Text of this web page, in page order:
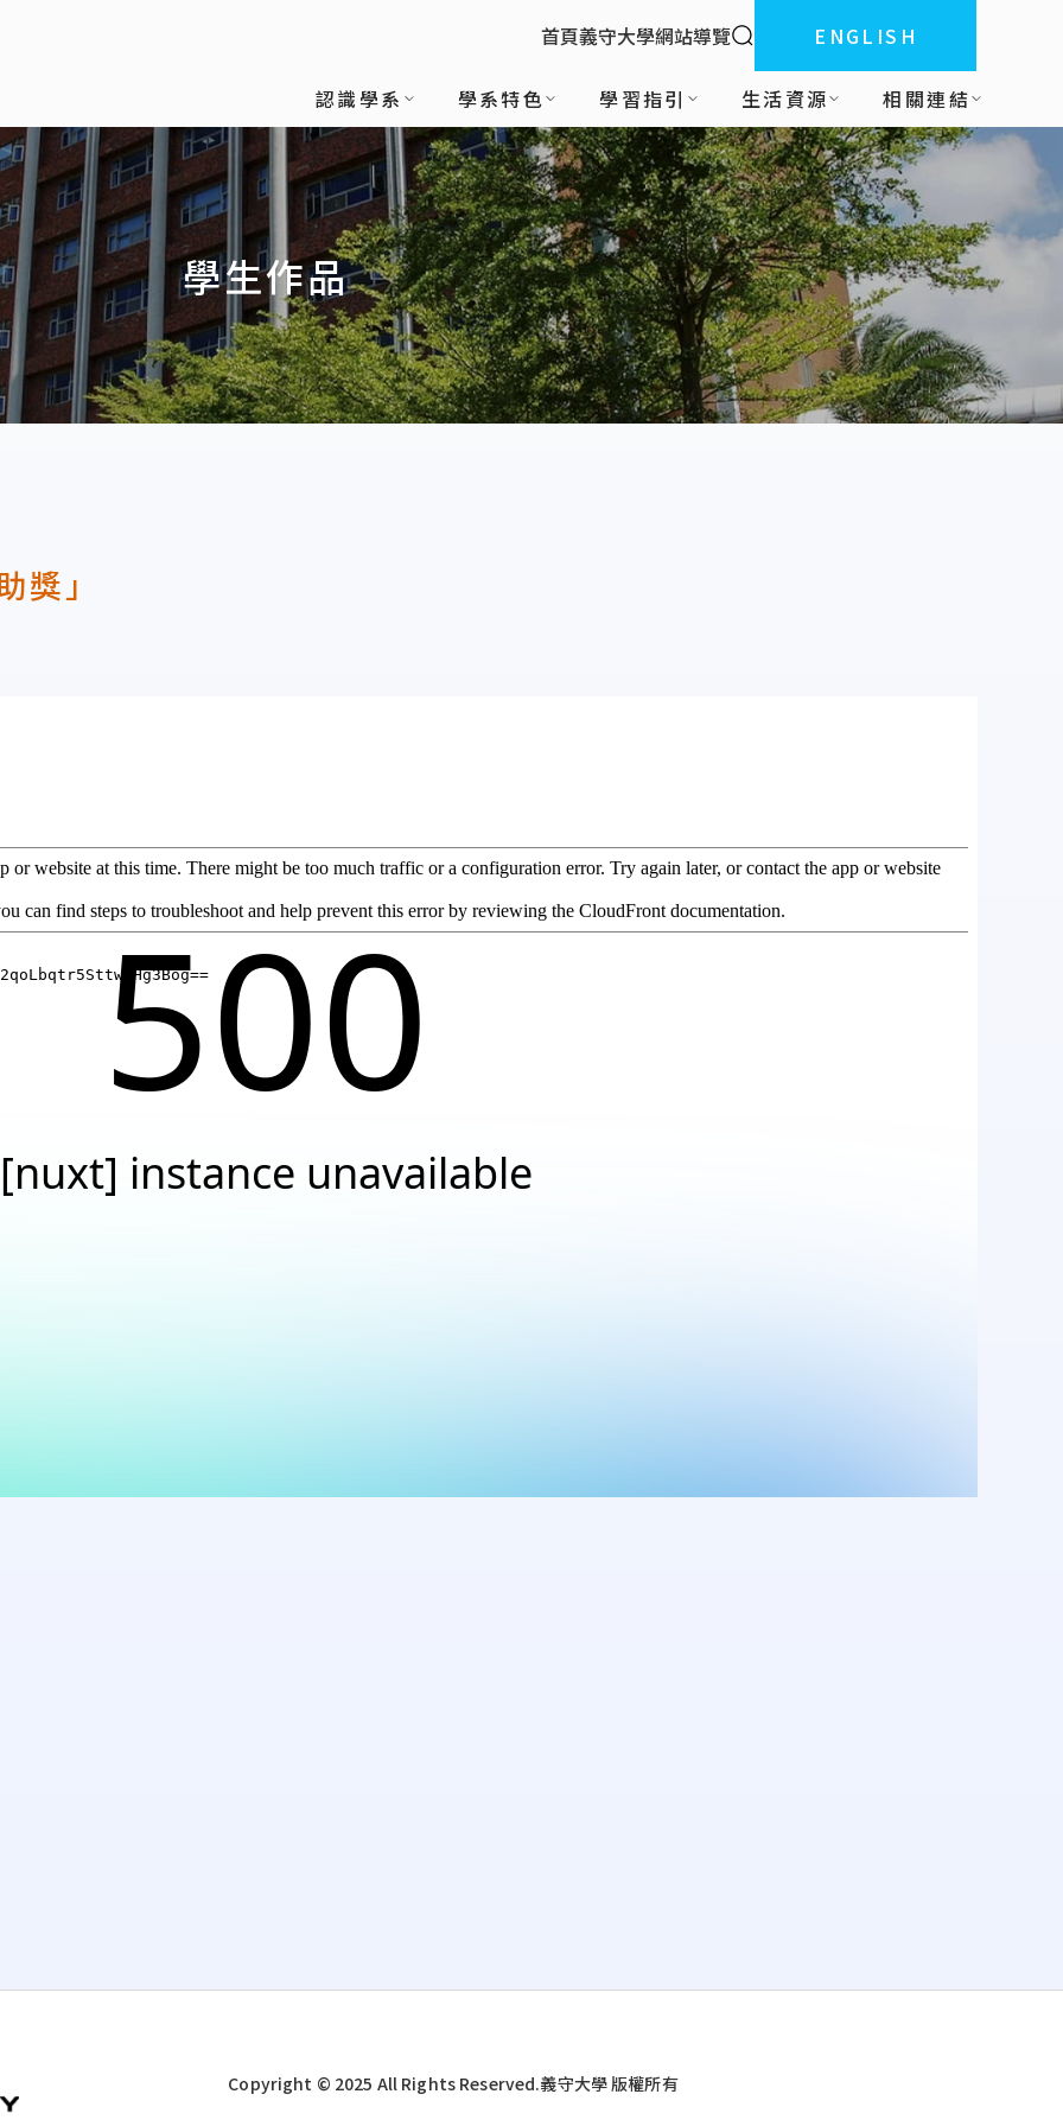
:::
首頁義守大學網站導覽 全站搜索ENGLISH
認識學系 學系特色 學習指引 生活資源 相關連結
學生作品
」
Copyright © 2025 All Rights Reserved.義守大學 版權所有